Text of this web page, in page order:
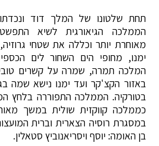
תחת שלטונו של המלך דוד
הממלכה הגיאורגית לשיא
מאוחרת יותר וכללה את שטחי
ימנו, מחופי הים השחור לים הכספי
המלכה תמרה, שמרה על קשרים
באזור הקצ'קר ועד ימנו נישא שמה
בטורקיה. הממלכה התפוררה בלחץ
כממלכה קווקזית שולית במשך
במסגרת רוסיה הצארית וברית
בן האומה: יוסף ויסריאנוביץ סטאלין.